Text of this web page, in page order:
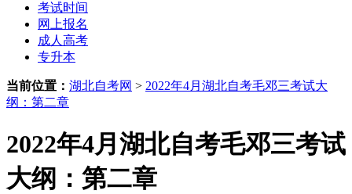
考试时间
网上报名
成人高考
专升本
当前位置： 湖北自考网 > 2022年4月湖北自考毛邓三考试大
纲：第二章
2022年4月湖北自考毛邓三考试
大纲：第二章